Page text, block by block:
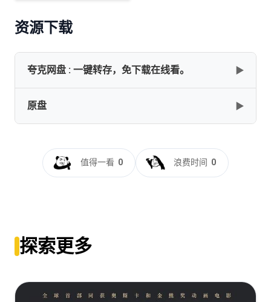
资源下载
夸克网盘 : 一键转存，免下载在线看。 ▶
网盘下载
原盘 ▶
HDS
[34.09GB] 复制 下载
[14.88GB] 复制
值得一看 0 浪费时间 0
探索更多